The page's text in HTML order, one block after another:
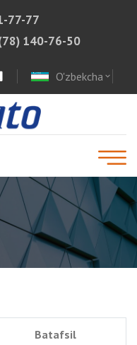
77-77
140-76-50
O'zbekcha expand_more
Batafsil